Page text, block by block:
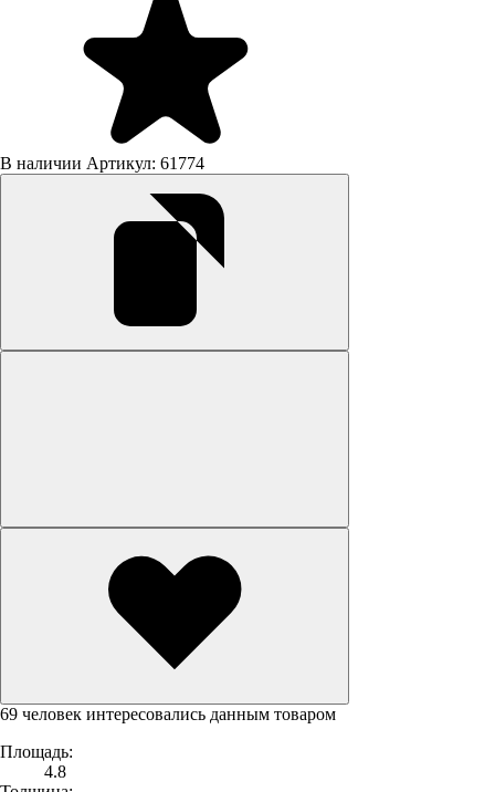
В наличии Артикул: 61774
69 человек интересовались данным товаром
Площадь:
4.8